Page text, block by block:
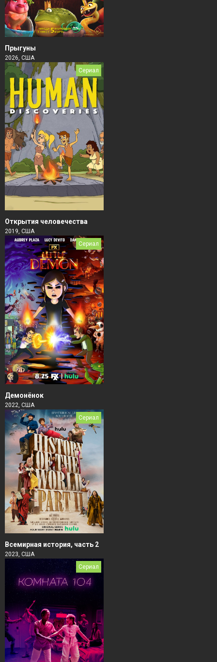
Прыгуны
2026, США
Сериал
Открытия человечества
2019, США
Сериал
Демонёнок
2022, США
Сериал
Всемирная история, часть 2
2023, США
Сериал